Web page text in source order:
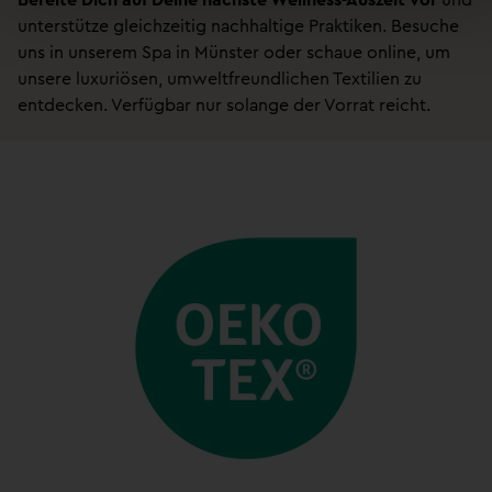
unterstütze gleichzeitig nachhaltige Praktiken. Besuche
uns in unserem Spa in Münster oder schaue online, um
unsere luxuriösen, umweltfreundlichen Textilien zu
entdecken. Verfügbar nur solange der Vorrat reicht.